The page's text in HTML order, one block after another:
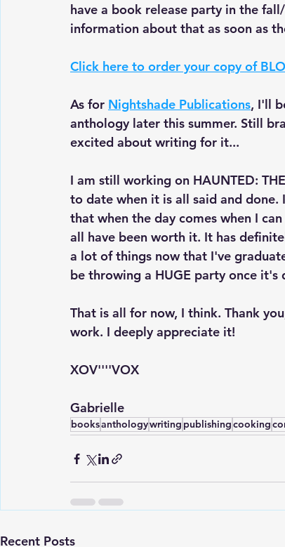
have a book release party in the
information about that as soon as
Click here to order your copy of
As for Nightshade Publications, I'll
anthology later this summer. Still
excited about writing for it...
I am still working on HAUNTED:
to date when it is all said and
that when the day comes when I
all have been worth it. It has
a lot of things now that I've
be throwing a HUGE party once it's
That is all for now, I think. Thank
work. I deeply appreciate it!
XOV''''VOX
Gabrielle
booksanthologywriting publishingcooking
Recent Posts